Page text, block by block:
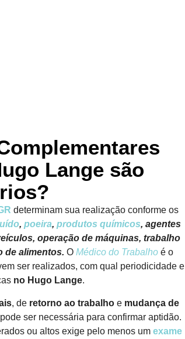
Lange são
determinam sua realização conforme os
, poeira, produtos químicos, agentes
operação de máquinas, trabalho
de alimentos. O Médico do Trabalhoé o
ser realizados, com qual periodicidade e
no Hugo Lange.
, de retorno ao trabalho e mudança de
ser necessária para confirmar aptidão.
ou altos exige pelo menos um exame